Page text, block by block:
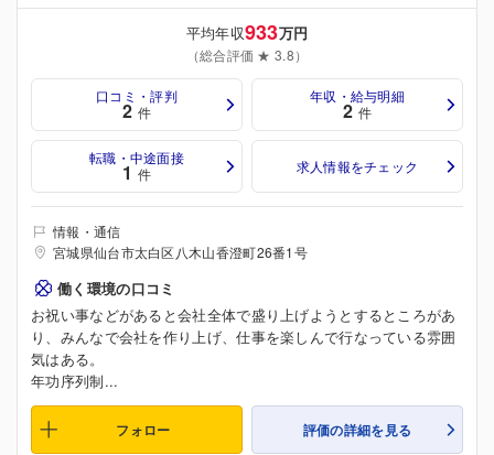
平均年収933万円
（総合評価 ★ 3.8）
口コミ・評判
2 件
年収・給与明細
2 件
転職・中途面接
1 件 求人情報をチェック
情報・通信
宮城県仙台市太白区八木山香澄町26番1号
働く環境の口コミ
お祝い事などがあると会社全体で盛り上げようとするところがあ
り、みんなで会社を作り上げ、仕事を楽しんで行なっている雰囲
気はある。
年功序列制...
フォロー 評価の詳細を見る